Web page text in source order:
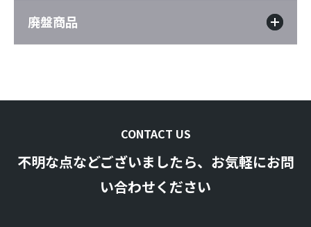
廃盤商品
CONTACT US
不明な点などございましたら、お気軽にお問
い合わせください